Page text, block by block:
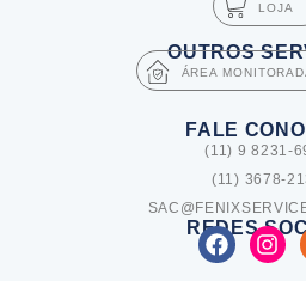
LOJA
OUTROS
ÁREA
FALE
(11) 9 8231-
(11) 3678-
REDES